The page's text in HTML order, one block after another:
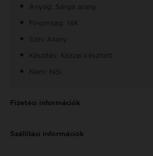
Anyag: Sárga arany
Finomság: 14K
Szín: Arany
Készítés: Kézzel készített
Nem: Női
Fizetési információk
Szállítási információk